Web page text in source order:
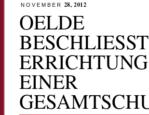
NOVEMBER 28, 2012
OELDE
BESCHLIESST E
RRICHTUNG E
INER G